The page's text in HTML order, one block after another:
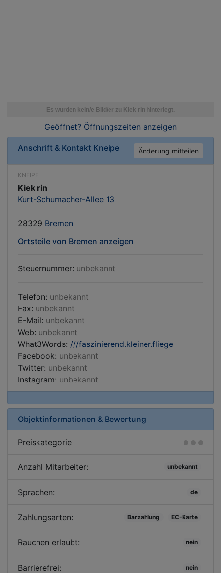
Geöffnet? Öffnungszeiten anzeigen
Anschrift & Kontakt Kneipe Änderung mitteilen
KNEIPE
Kiek rin
Kurt-Schumacher-Allee 13
28329 Bremen
Ortsteile von Bremen anzeigen
Steuernummer: unbekannt
Telefon: unbekannt
Fax: unbekannt
E-Mail: unbekannt
Web: unbekannt
What3Words: ///faszinierend.kleiner.fliege
Facebook: unbekannt
Twitter: unbekannt
Instagram: unbekannt
Objektinformationen & Bewertung
Preiskategorie
Anzahl Mitarbeiter: unbekannt
Sprachen: de
Zahlungsarten: Barzahlung EC-Karte
Rauchen erlaubt: nein
Barrierefrei: nein